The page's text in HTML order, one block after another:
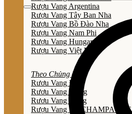
Rượu Vang Argentina
Rượu Vang Tây Ban Nha
Rượu Vang Bồ Đào Nha
Rượu Vang Nam Phi
Rượu Vang Hungary
Rượu Vang Việt Nam
Theo Chủng Loại
Rươu Vang Đỏ
Rươu Vang Trắng
Rươu Vang Hồng
Rượu Vang Nổ/CHAMPAGNE